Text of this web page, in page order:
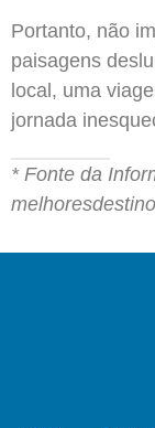
Portanto, não
paisagens
local, uma
jornada
* Fonte da